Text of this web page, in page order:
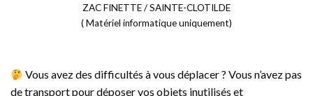
ZAC FINETTE / SAINTE-CLOTILDE
( Matériel informatique uniquement)
Vous avez des difficultés à vous déplacer ? Vous n’avez pas
de transport pour déposer vos objets inutilisés et